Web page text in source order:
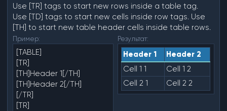
Use [TR] tags to start new rows inside a table tag.
Use [TD] tags to start new cells inside row tags. Use
[TH] to start new table header cells inside table rows.
Пример:
[TABLE]
[TR]
[TH]Header 1[/TH]
[TH]Header 2[/TH]
[/TR]
[TR]
Результат:
Header 1
Header 2
Cell 1 1
Cell 1 2
Cell 2 1
Cell 2 2